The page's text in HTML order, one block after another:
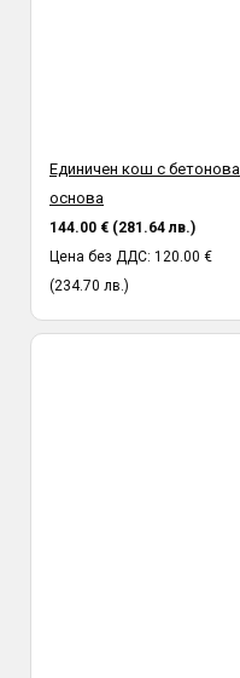
Единичен кош с бетонова
основа
144.00 € (281.64 лв.)
Цена без ДДС: 120.00 €
(234.70 лв.)